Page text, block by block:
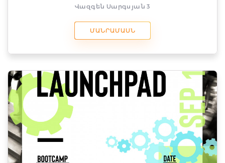
Վազգեն Սարգսյան 3
ՄԱՆՐԱՄԱՍՆ